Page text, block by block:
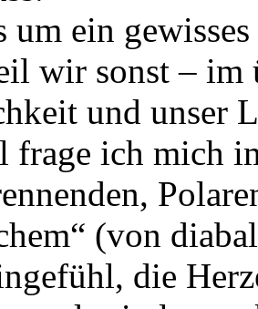
um ein
wir sonst – im
und unser
frage ich mich
(von
die